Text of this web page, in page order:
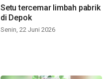
Setu tercemar limbah pabrik
di Depok
Senin, 22 Juni 2026